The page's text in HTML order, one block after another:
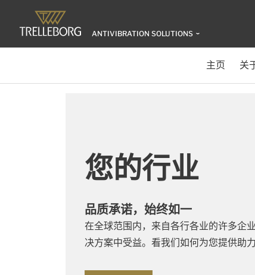
ANTIVIBRATION SOLUTIONS
主页 关
您的行业
品质承诺，始终如一
在全球范围内，来自各行各业的许多企
决方案中受益。看我们如何为您提供助力